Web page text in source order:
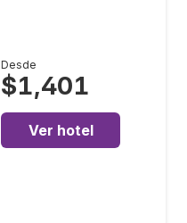
Desde
$1,401
Ver hotel